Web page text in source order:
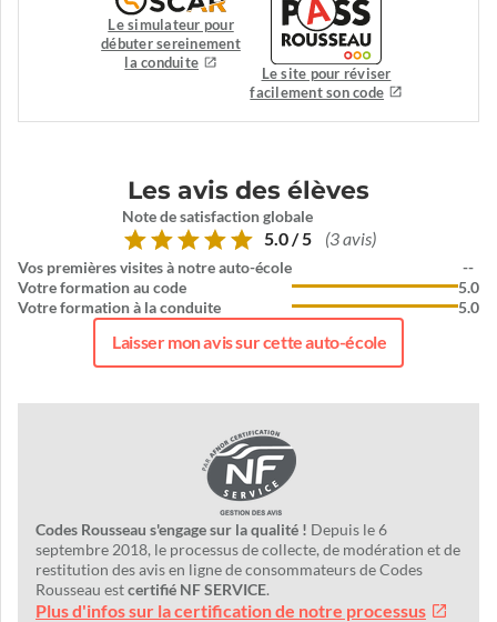
Le simulateur pour
débuter sereinement
la conduite
Le site pour réviser
facilement son code
Les avis des élèves
Note de satisfaction globale
5.0 / 5 (3 avis)
Vos premières visites à notre auto-école
Votre formation au code
Votre formation à la conduite
--
5.0
5.0
Laisser mon avis sur cette auto-école
Codes Rousseau s'engage sur la qualité ! Depuis le 6
septembre 2018, le processus de collecte, de modération et de
restitution des avis en ligne de consommateurs de Codes
Rousseau estcertifié NF SERVICE.
Plus d'infos sur la certification de notre processus